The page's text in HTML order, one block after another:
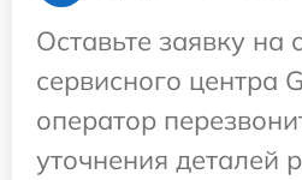
Оставьте заявку на
сервисного центра
оператор
уточнения деталей